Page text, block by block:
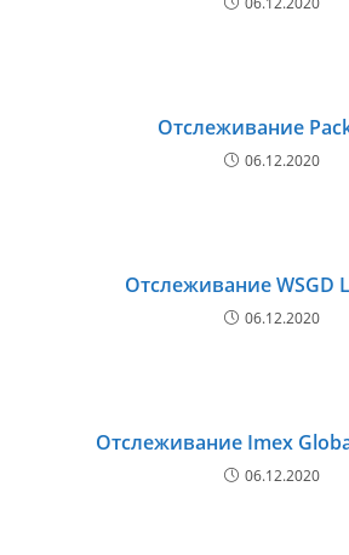
Отслеживание
06.12.2020
Отслеживание WSGD
06.12.2020
Отслеживание Imex
06.12.2020